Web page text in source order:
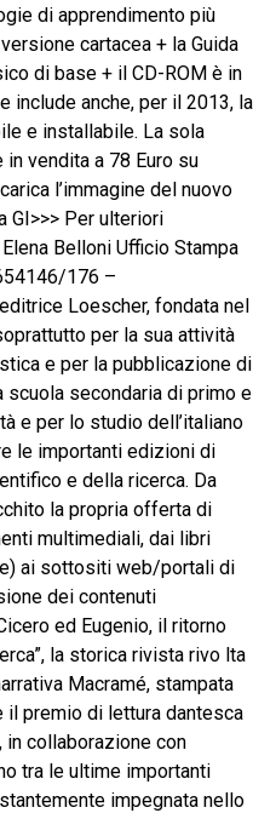
di apprendimento più
cartacea + la Guida
di base + il CD-ROM è in
include anche, per il 2013, la
e installabile. La sola
vendita a 78 Euro su
l’immagine del nuovo
GI>>> Per ulteriori
Belloni Ufficio Stampa
176 –
Loescher, fondata nel
per la sua attività
e per la pubblicazione di
secondaria di primo e
e per lo studio dell’italiano
le importanti edizioni di
e della ricerca. Da
la propria offerta di
multimediali, dai libri
ai sottositi web/portali di
dei contenuti
ed Eugenio, il ritorno
la storica rivista rivo lta
Macramé, stampata
premio di lettura dantesca
in collaborazione con
tra le ultime importanti
impegnata nello